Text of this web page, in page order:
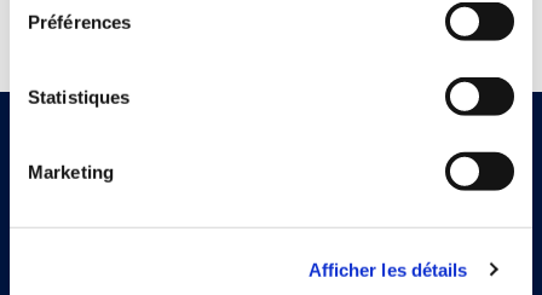
Préférences
Statistiques
Marketing
Afficher les détails
Abonnez-vous à notre
newsletter